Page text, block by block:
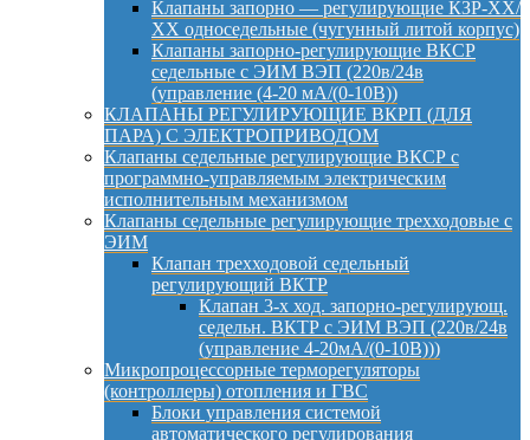
Клапаны запорно — регулирующие КЗР-ХХ/
ХХ односедельные (чугунный литой корпус)
Клапаны запорно-регулирующие ВКСР
седельные с ЭИМ ВЭП (220в/24в
(управление (4-20 мА/(0-10В))
КЛАПАНЫ РЕГУЛИРУЮЩИЕ ВКРП (ДЛЯ
ПАРА) С ЭЛЕКТРОПРИВОДОМ
Клапаны седельные регулирующие ВКСР с
программно-управляемым электрическим
исполнительным механизмом
Клапаны седельные регулирующие трехходовые с
ЭИМ
Клапан трехходовой седельный
регулирующий ВКТР
Клапан 3-х ход. запорно-регулирующ.
седельн. ВКТР с ЭИМ ВЭП (220в/24в
(управление 4-20мА/(0-10В)))
Микропроцессорные терморегуляторы
(контроллеры) отопления и ГВС
Блоки управления системой
автоматического регулирования